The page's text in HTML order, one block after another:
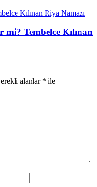
Kılınan Riya Namazı
Tembelce Kılınan
alanlar * ile